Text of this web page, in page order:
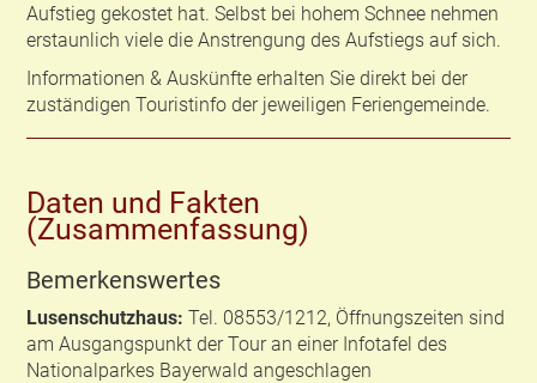
Aufstieg gekostet hat. Selbst bei hohem Schnee nehmen
erstaunlich viele die Anstrengung des Aufstiegs auf sich.
Informationen & Auskünfte erhalten Sie direkt bei der
zuständigen Touristinfo der jeweiligen Feriengemeinde.
Daten und Fakten
(Zusammenfassung)
Bemerkenswertes
Lusenschutzhaus: Tel. 08553/1212, Öffnungszeiten sind
am Ausgangspunkt der Tour an einer Infotafel des
Nationalparkes Bayerwald angeschlagen